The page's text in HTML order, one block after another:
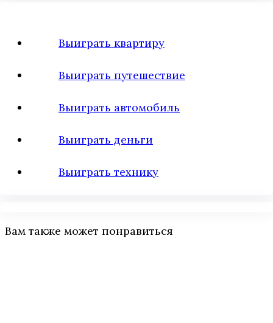
Выиграть квартиру
Выиграть путешествие
Выиграть автомобиль
Выиграть деньги
Выиграть технику
Вам также может понравиться